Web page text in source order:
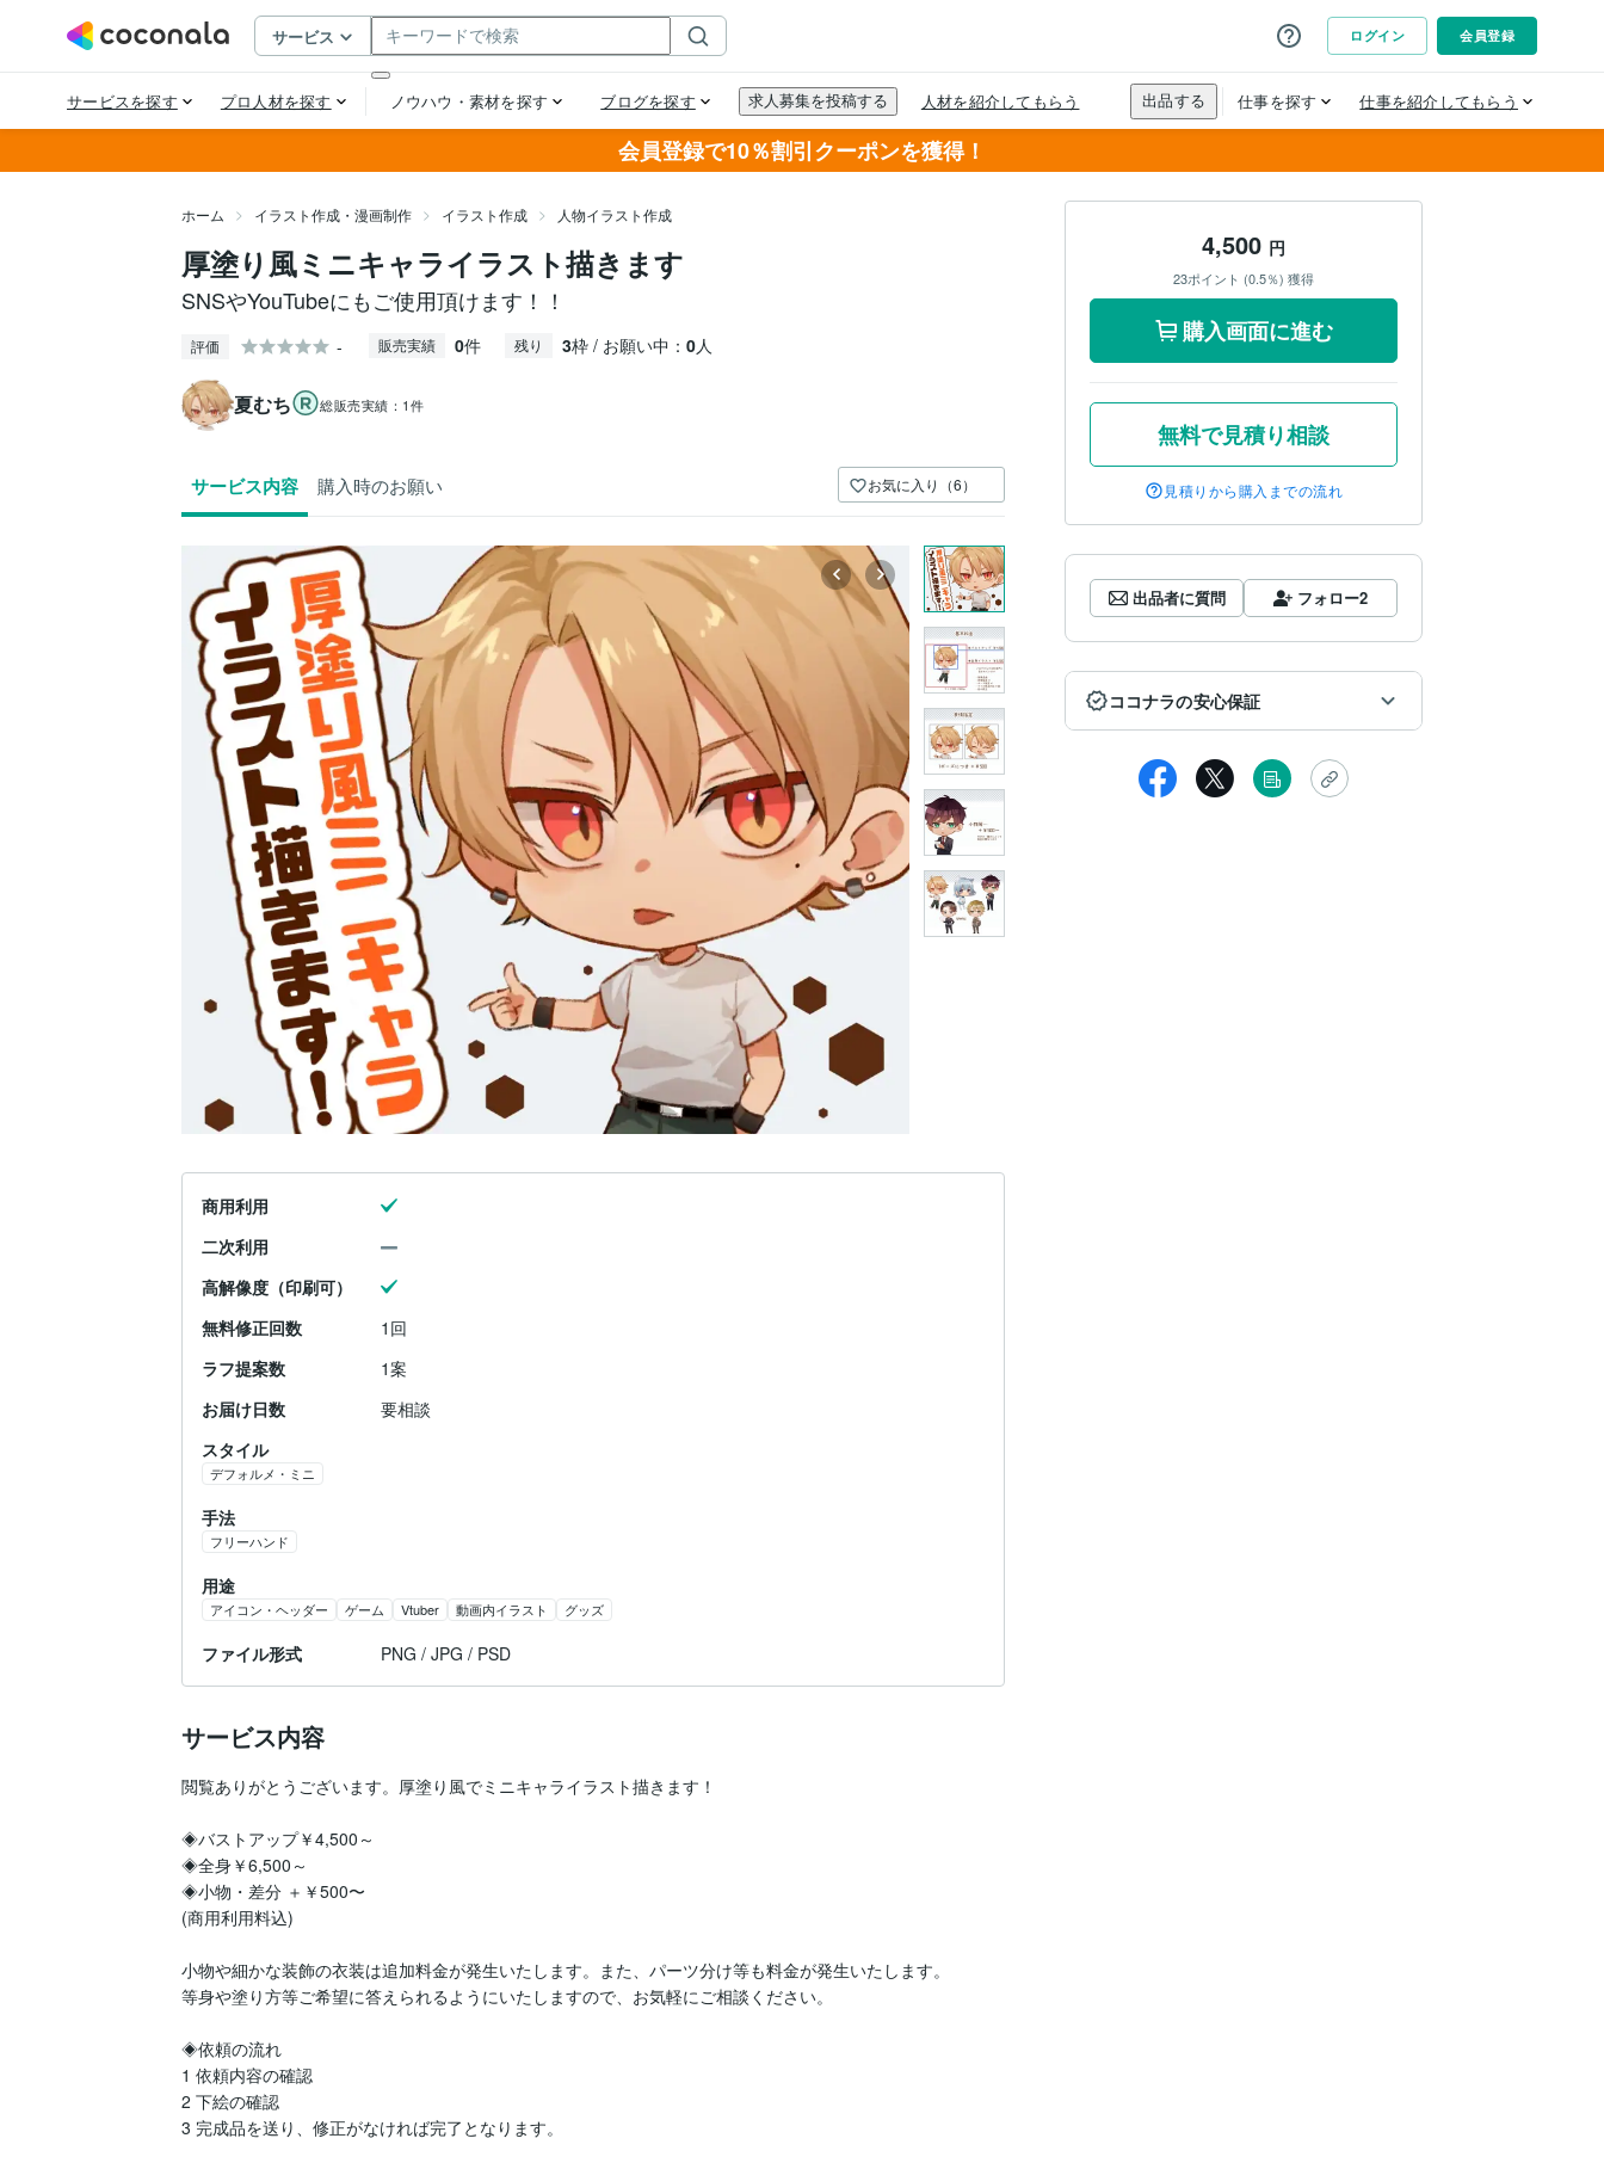
会員登録で10％割引クーポンを獲得！
ホーム イラスト作成・漫画制作 イラスト作成 人物イラスト作成
厚塗り風ミニキャライラスト描きます
SNSやYouTubeにもご使用頂けます！！
評価 - 販売実績 0件 残り 3枠 / お願い中： 0人
夏むち 総販売実績： 1件
サービス内容 購入時のお願い お気に入り（6）
商用利用
二次利用
高解像度（印刷可）
無料修正回数
1回
ラフ提案数
1案
お届け日数
要相談
スタイル
デフォルメ・ミニ
手法
フリーハンド
用途
アイコン・ヘッダー ゲーム Vtuber 動画内イラスト グッズ
ファイル形式 PNG / JPG / PSD
サービス内容
閲覧ありがとうございます。厚塗り風でミニキャライラスト描きます！
◈バストアップ￥4,500～
◈全身￥6,500～
◈小物・差分 ＋￥500〜
(商用利用料込)
小物や細かな装飾の衣装は追加料金が発生いたします。また、パーツ分け等も料金が発生いたします。
等身や塗り方等ご希望に答えられるようにいたしますので、お気軽にご相談ください。
◈依頼の流れ
1 依頼内容の確認
2 下絵の確認
3 完成品を送り、修正がなければ完了となります。
4,500 円
23ポイント (0.5％) 獲得
購入画面に進む
無料で見積り相談
見積りから購入までの流れ
出品者に質問 フォロー2
ココナラの安心保証